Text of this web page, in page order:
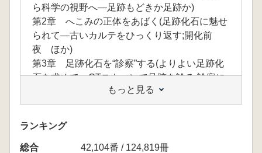
ら科学の視野へ—足跡もどきか足跡か)
第2章 へこみの正体をあばく(足跡化石に魅せ
られて—古いカルテをひっくり返す;開化前
夜 ほか)
第3章 足跡化石を“診察”する(よりよい足跡化
石を求めて—CTスキャンで足跡を診る;診察に
第4章 診察室は動物園(抜き足差し足忍び足—
ゾウのおなかの下にもぐる;足型も重要な鑑識
資料—資料庫は宝の山)
第5章 足跡化石に出会うには(国内の主な足跡
もっと見る
ランキング
総合
42,104番 / 124,819冊